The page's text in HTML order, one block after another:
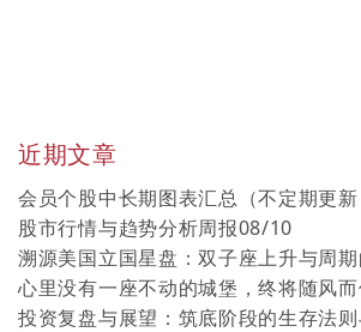
近期文章
会员个股中长期图表汇总（不定期更新
股市行情与趋势分析周报08/10
溯源美国立国星盘：双子座上升与周
心里没有一座不动的城堡，终将随风
投资复盘与展望：筑底阶段的生存法